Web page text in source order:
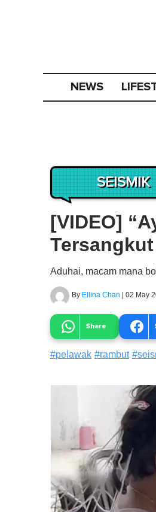
NEWS
SEISMIK
[VIDEO]
Aduhai, macam mana
By Ellina Chan | 02 May
Share
#pelawak #rambut #